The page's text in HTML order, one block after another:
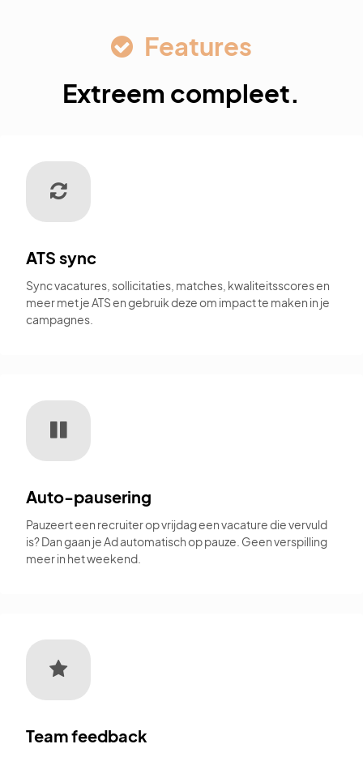
Features
Extreem compleet.
ATS sync
Sync vacatures, sollicitaties, matches, kwaliteitsscores en
meer met je ATS en gebruik deze om impact te maken in je
campagnes.
Auto-pausering
Pauzeert een recruiter op vrijdag een vacature die vervuld
is? Dan gaan je Ad automatisch op pauze. Geen verspilling
meer in het weekend.
Team feedback